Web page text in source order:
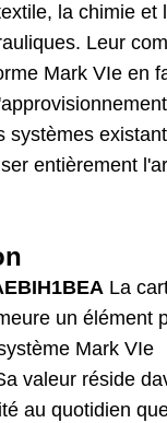
la chimie et
Leur
Mark VIe en
systèmes
entièrement
La
un élément
Mark VIe
valeur réside
au quotidien